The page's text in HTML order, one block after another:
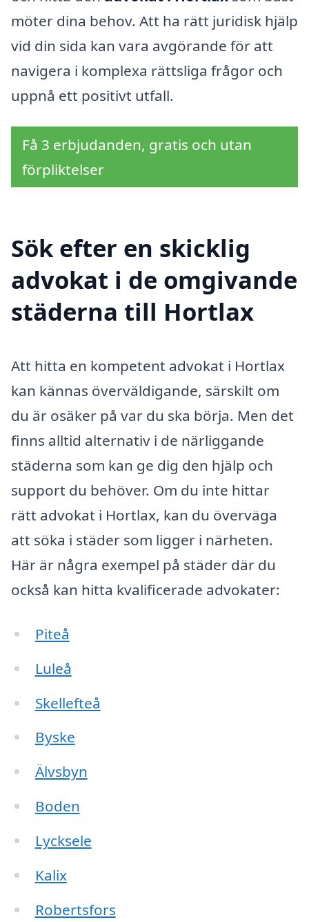
möter dina behov. Att ha rätt juridisk hjälp
vid din sida kan vara avgörande för att
navigera i komplexa rättsliga frågor och
uppnå ett positivt utfall.
Få 3 erbjudanden, gratis och utan
förpliktelser
Sök efter en skicklig
advokat i de omgivande
städerna till Hortlax
Att hitta en kompetent advokat i Hortlax
kan kännas överväldigande, särskilt om
du är osäker på var du ska börja. Men det
finns alltid alternativ i de närliggande
städerna som kan ge dig den hjälp och
support du behöver. Om du inte hittar
rätt advokat i Hortlax, kan du överväga
att söka i städer som ligger i närheten.
Här är några exempel på städer där du
också kan hitta kvalificerade advokater:
Piteå
Luleå
Skellefteå
Byske
Älvsbyn
Boden
Lycksele
Kalix
Robertsfors